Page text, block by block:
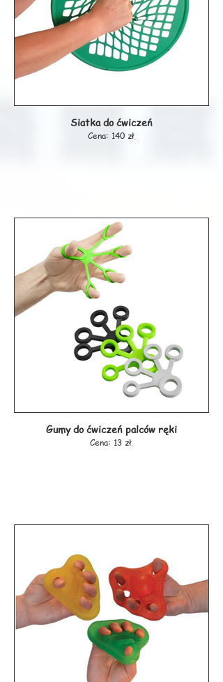
Siatka do ćwiczeń
Cena: 140 zł.
Gumy do ćwiczeń palców ręki
Cena: 13 zł.